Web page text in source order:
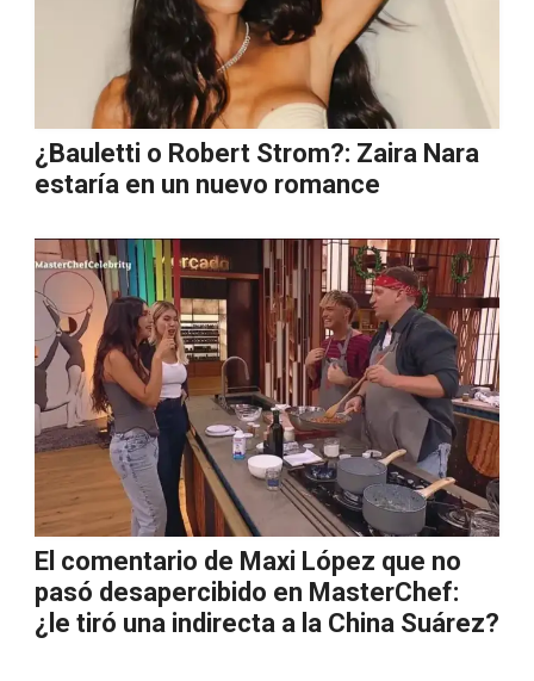
¿Bauletti o Robert Strom?: Zaira Nara
estaría en un nuevo romance
El comentario de Maxi López que no
pasó desapercibido en MasterChef:
¿le tiró una indirecta a la China Suárez?